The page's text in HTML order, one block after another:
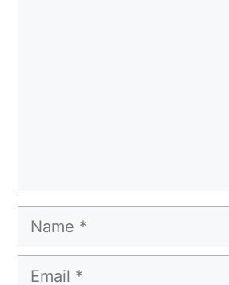
Name
Email